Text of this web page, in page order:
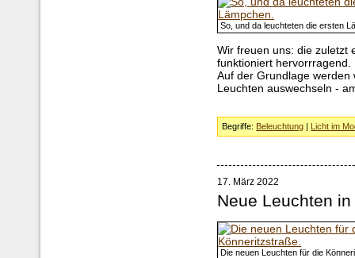
So, und da leuchteten die ersten
Wir freuen uns: die zuletzt
funktioniert hervorrragend.
Auf der Grundlage
Leuchten auswechseln -
Begriffe: Beleuchtung Licht im
17. März 2022
Neue Leuchten
Die neuen Leuchten für die